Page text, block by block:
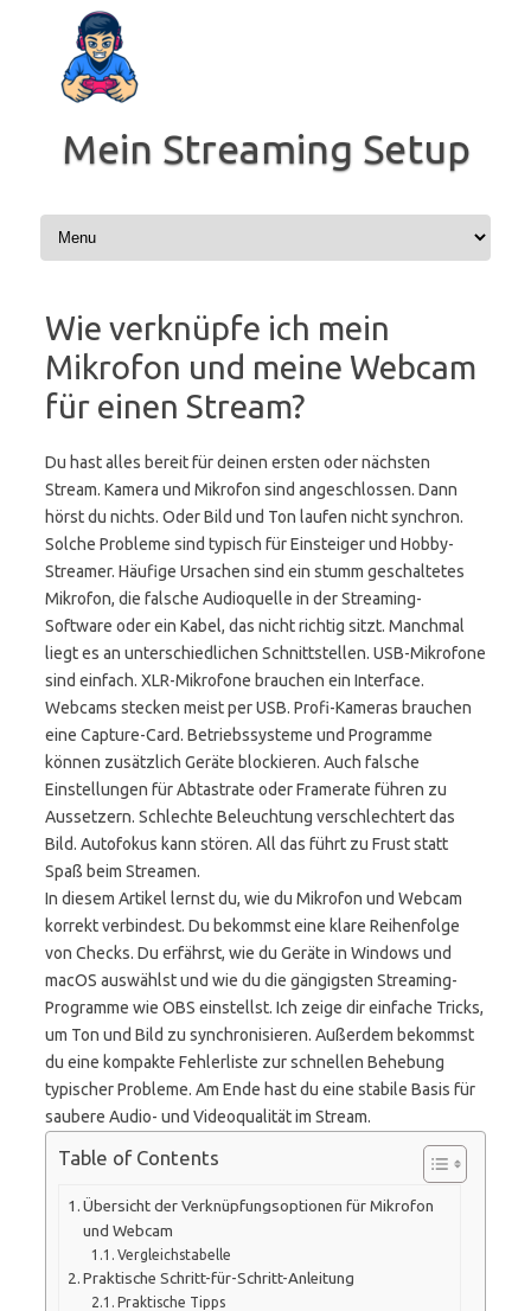
springen
Mein Streaming Setup
Wie verknüpfe ich mein
Mikrofon und meine Webcam
für einen Stream?
Du hast alles bereit für deinen ersten oder nächsten
Stream. Kamera und Mikrofon sind angeschlossen. Dann
hörst du nichts. Oder Bild und Ton laufen nicht synchron.
Solche Probleme sind typisch für Einsteiger und Hobby-
Streamer. Häufige Ursachen sind ein stumm geschaltetes
Mikrofon, die falsche Audioquelle in der Streaming-
Software oder ein Kabel, das nicht richtig sitzt. Manchmal
liegt es an unterschiedlichen Schnittstellen. USB-Mikrofone
sind einfach. XLR-Mikrofone brauchen ein Interface.
Webcams stecken meist per USB. Profi-Kameras brauchen
eine Capture-Card. Betriebssysteme und Programme
können zusätzlich Geräte blockieren. Auch falsche
Einstellungen für Abtastrate oder Framerate führen zu
Aussetzern. Schlechte Beleuchtung verschlechtert das
Bild. Autofokus kann stören. All das führt zu Frust statt
Spaß beim Streamen.
In diesem Artikel lernst du, wie du Mikrofon und Webcam
korrekt verbindest. Du bekommst eine klare Reihenfolge
von Checks. Du erfährst, wie du Geräte in Windows und
macOS auswählst und wie du die gängigsten Streaming-
Programme wie OBS einstellst. Ich zeige dir einfache Tricks,
um Ton und Bild zu synchronisieren. Außerdem bekommst
du eine kompakte Fehlerliste zur schnellen Behebung
typischer Probleme. Am Ende hast du eine stabile Basis für
saubere Audio- und Videoqualität im Stream.
Table of Contents
Übersicht der Verknüpfungsoptionen für Mikrofon
und Webcam
Vergleichstabelle
Praktische Schritt-für-Schritt-Anleitung
Praktische Tipps